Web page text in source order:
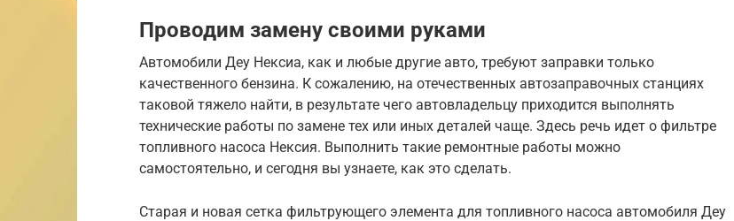
Проводим замену своими руками
Автомобили Деу Нексиа, как и любые другие авто, требуют заправки только
качественного бензина. К сожалению, на отечественных автозаправочных станциях
таковой тяжело найти, в результате чего автовладельцу приходится выполнять
технические работы по замене тех или иных деталей чаще. Здесь речь идет о фильтре
топливного насоса Нексия. Выполнить такие ремонтные работы можно
самостоятельно, и сегодня вы узнаете, как это сделать.
Старая и новая сетка фильтрующего элемента для топливного насоса автомобиля Деу